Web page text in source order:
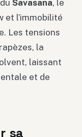
Savasana, le
et l’immobilité
Les tensions
la
laissant
et de
sa